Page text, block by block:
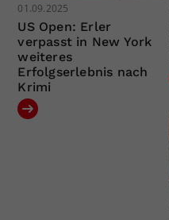
01.09.2025
US Open: Erler
verpasst in New York
weiteres
Erfolgserlebnis nach
Krimi